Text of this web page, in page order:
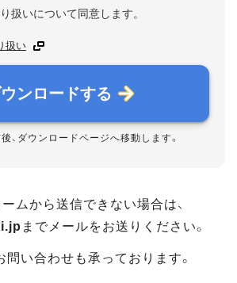
扱いについて同意します。
扱い
ンロードする
、ダウンロードページへ移動します。
ムから送信できない場合は、
までメールをお送りください。
問い合わせも承っております。